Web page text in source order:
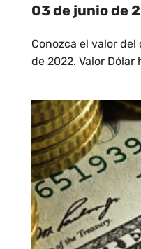
03 de junio de
Conozca el valor
de 2022. Valor Dólar